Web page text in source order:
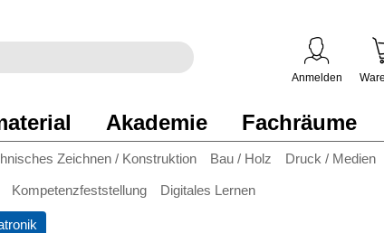
Zeichnen / Konstruktion Bau / Holz Druck / Medien
Kompetenzfeststellung Digitales Lernen
Akademie Fachräume
Anmelden